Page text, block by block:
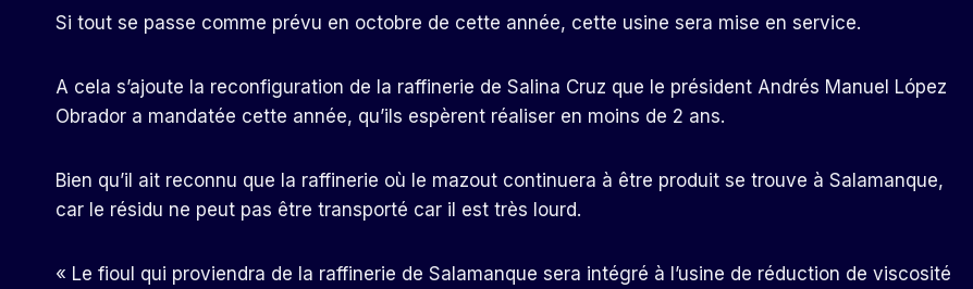
Si tout se passe comme prévu en octobre de cette année, cette usine sera mise en service.
A cela s’ajoute la reconfiguration de la raffinerie de Salina Cruz que le président Andrés Manuel López
Obrador a mandatée cette année, qu’ils espèrent réaliser en moins de 2 ans.
Bien qu’il ait reconnu que la raffinerie où le mazout continuera à être produit se trouve à Salamanque,
car le résidu ne peut pas être transporté car il est très lourd.
« Le fioul qui proviendra de la raffinerie de Salamanque sera intégré à l’usine de réduction de viscosité